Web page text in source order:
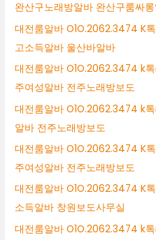
완산구노래방알바 완산구룸싸
대전룸알바 O1O.2062.3474 K
고소득알바 울산바알바
대전룸알바 O1O.2062.3474 k
주여성알바 전주노래방보도
대전룸알바 O1O.2062.3474 k
알바 전주노래방보도
대전룸알바 O1O.2062.3474 K
주여성알바 전주노래방보도
대전룸알바 O1O.2062.3474 K
소득알바 창원보도사무실
대전룸알바 O1O.2062.3474 k